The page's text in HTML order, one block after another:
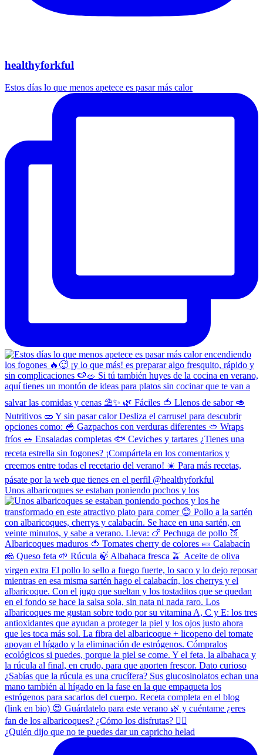
healthyforkful
Estos días lo que menos apetece es pasar más calor
Unos albaricoques se estaban poniendo pochos y los
¿Quién dijo que no te puedes dar un capricho helad